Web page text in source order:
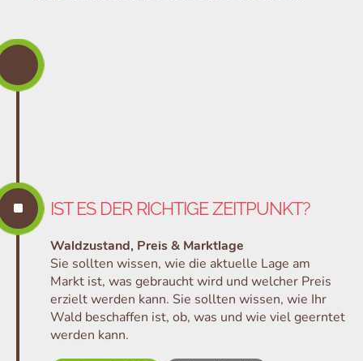
^ IST ES DER RICHTIGE ZEITPUNKT?
Waldzustand, Preis & Marktlage
Sie sollten wissen, wie die aktuelle Lage am
Markt ist, was gebraucht wird und welcher Preis
erzielt werden kann. Sie sollten wissen, wie Ihr
Wald beschaffen ist, ob, was und wie viel geerntet
werden kann.